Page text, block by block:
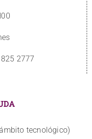
2777
tecnológico)